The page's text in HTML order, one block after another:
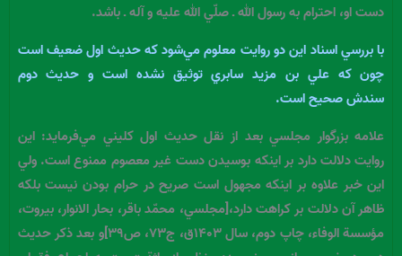
دست او، احترام به رسول الله ـ صلّي الله عليه و آله ـ باشد.
با بررسي اسناد اين دو روايت معلوم مي‌شود كه حديث اول ضعيف است
چون كه علي بن مزيد سابري توثيق نشده است و حديث دوم
سندش صحيح است.
علامه بزرگوار مجلسي بعد از نقل حديث اول كليني مي‌فرمايد: اين
روايت دلالت دارد بر اينكه بوسيدن دست غير معصوم ممنوع است. ولي
اين خبر علاوه بر اينكه مجهول است صريح در حرام بودن نيست بلكه
ظاهر آن دلالت بر كراهت دارد،[مجلسي، محمّد باقر، بحار الانوار، بيروت،
مؤسسة الوفاء، چاپ دوم، سال ۱۴۰۳ق، ج۷۳، ص۳۹]و بعد ذكر حديث